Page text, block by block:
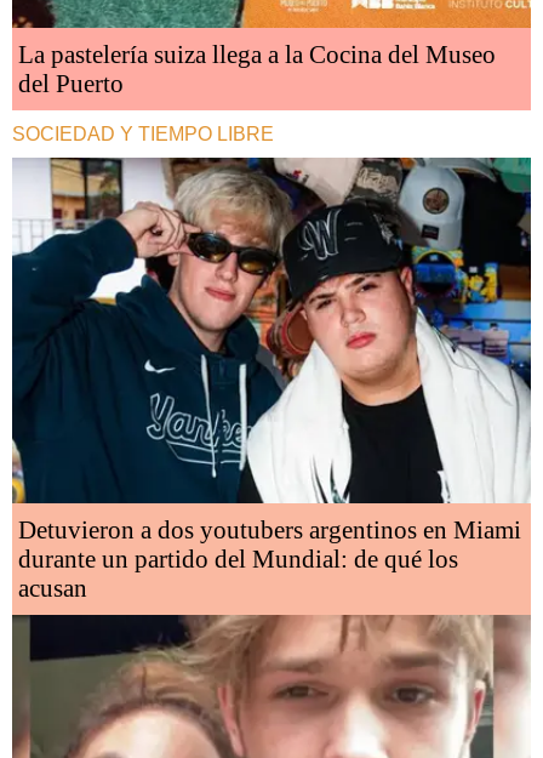
La pastelería suiza llega a la Cocina del Museo
del Puerto
SOCIEDAD Y TIEMPO LIBRE
Detuvieron a dos youtubers argentinos en Miami
durante un partido del Mundial: de qué los
acusan